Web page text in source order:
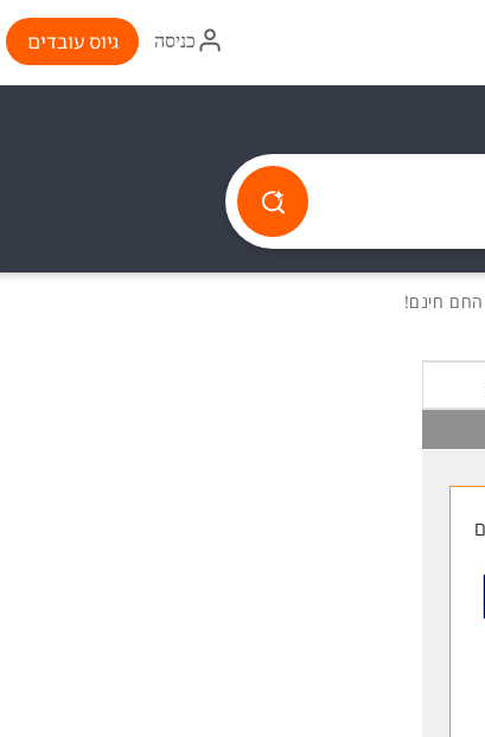
איקון
התחברות
כניסה גיוס עובדים